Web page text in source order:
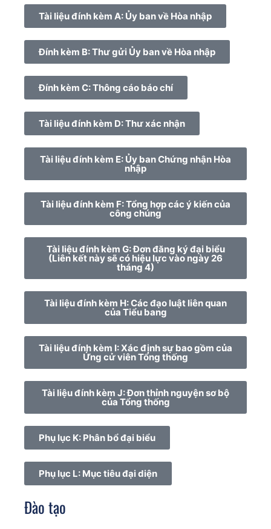
Tài liệu đính kèm A: Ủy ban về Hòa nhập
Đính kèm B: Thư gửi Ủy ban về Hòa nhập
Đính kèm C: Thông cáo báo chí
Tài liệu đính kèm D: Thư xác nhận
Tài liệu đính kèm E: Ủy ban Chứng nhận Hòa
nhập
Tài liệu đính kèm F: Tổng hợp các ý kiến của
công chúng
Tài liệu đính kèm G: Đơn đăng ký đại biểu
(Liên kết này sẽ có hiệu lực vào ngày 26
tháng 4)
Tài liệu đính kèm H: Các đạo luật liên quan
của Tiểu bang
Tài liệu đính kèm I: Xác định sự bao gồm của
Ứng cử viên Tổng thống
Tài liệu đính kèm J: Đơn thỉnh nguyện sơ bộ
của Tổng thống
Phụ lục K: Phân bổ đại biểu
Phụ lục L: Mục tiêu đại diện
Đào tạo